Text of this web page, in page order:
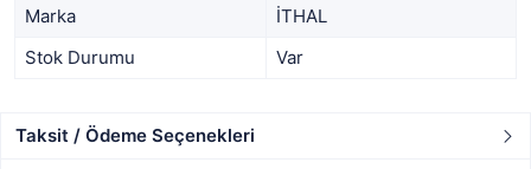
Marka
İTHAL
Stok Durumu
Var
Taksit / Ödeme Seçenekleri